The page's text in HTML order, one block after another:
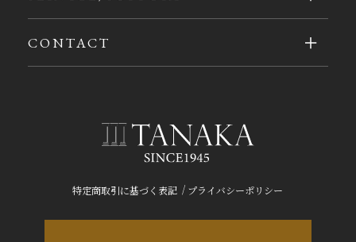
特定商取引に基づく表記 / プライバシーポリシー
CONTACT